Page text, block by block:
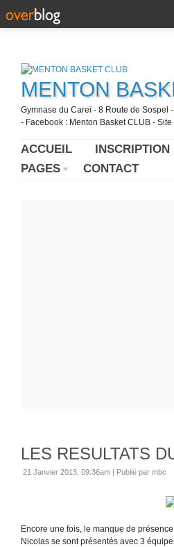
MENTON
Gymnase du Careï - 8 Route de Sospel
- Facebook : Menton Basket CLUB -
ACCUEIL INSCRIPTION
PAGES
CONTACT
LES RESULTATS
21 Janvier 2013, 09:36am | Publié par mbc
Encore une fois, le manque de
Nicolas se sont présentés avec 3